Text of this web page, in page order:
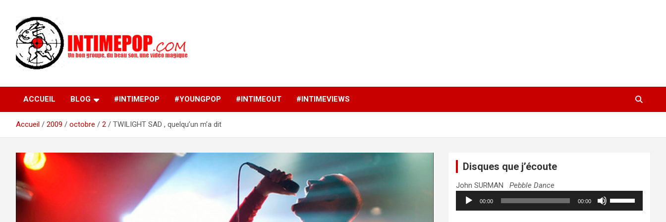
contenu
intimepop.com
musiques actuelles pop rock, post-rock, indé sur Lyon. rock pop
concert lyon
ACCUEIL BLOG #INTIMEPOP #YOUNGPOP #INTIMEOUT #INTIMEVIEWS
Accueil 2009 octobre 2 TWILIGHT SAD , quelqu’un m’a dit
Disques que j’écoute
John SURMANPebble Dance
Lecteur
audio
00:00 00:00